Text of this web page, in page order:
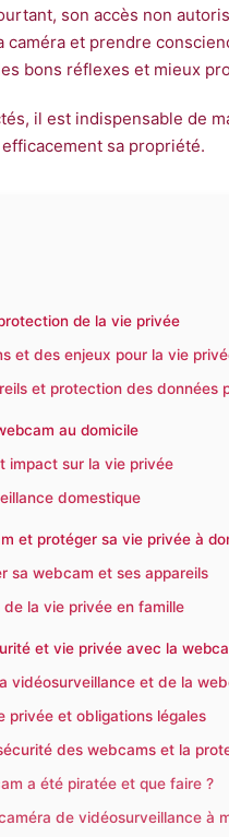
son accès non
et prendre
bons réflexes et mieux
il est indispensable de
sa propriété.
de la vie privée
et des enjeux pour la vie
et protection des données
au domicile
impact sur la vie privée
domestique
et protéger sa vie privée à
sa webcam et ses appareils
la vie privée en famille
et vie privée avec la
vidéosurveillance et de la
privée et obligations légales
des webcams et la
a été piratée et que faire ?
de vidéosurveillance à